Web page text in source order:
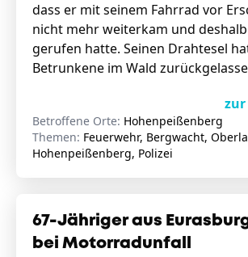
dass er mit seinem Fahrrad vor
nicht mehr weiterkam und
gerufen hatte. Seinen Drahtesel
Betrunkene im Wald
Betroffene Orte: Hohenpeißenberg
Themen: Feuerwehr, Bergwacht,
Hohenpeißenberg, Polizei
67-Jähriger aus
bei Motorradunfall